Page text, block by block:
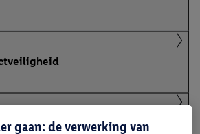
gaan: de verwerking van